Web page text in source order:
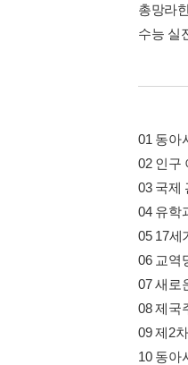
총망라
수능 실
01 동아
02 인구
03 국제
04 유학
05 17세
06 교역
07 새로
08 제국
09 제2
10 동아